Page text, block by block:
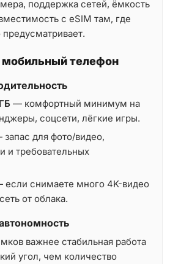
поддержка сетей, ёмкость
с eSIM там, где
предусматривает.
мобильный телефон
— комфортный минимум на
соцсети, лёгкие игры.
для фото/видео,
и требовательных
если снимаете много 4K-видео
от облака.
важнее стабильная работа
угол, чем количество